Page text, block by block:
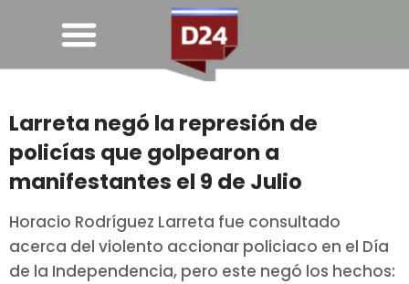
Larreta negó la represión de
policías que golpearon a
manifestantes el 9 de Julio
Horacio Rodríguez Larreta fue consultado
acerca del violento accionar policiaco en el Día
de la Independencia, pero este negó los hechos: